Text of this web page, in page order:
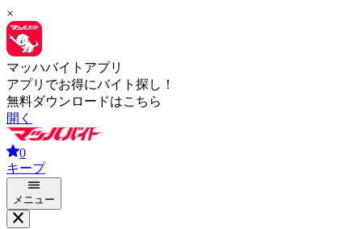
×
マッハバイトアプリ
アプリでお得にバイト探し！
無料ダウンロードはこちら
開く
0
キープ
メニュー